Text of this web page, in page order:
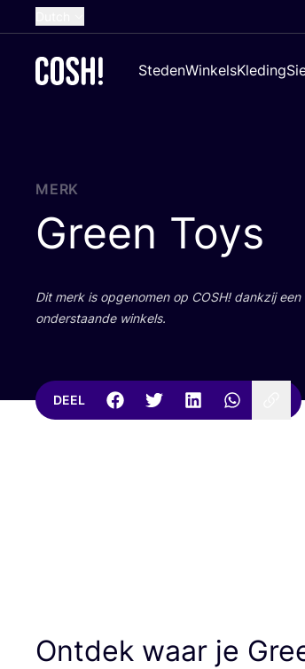
French
Croatian
StedenWinkelsKleding
MERK
Green Toys
Dit merk is opge­no­men op COSH! dank­zij
onder­staan­de winkels.
DEEL
Ontdek waar je